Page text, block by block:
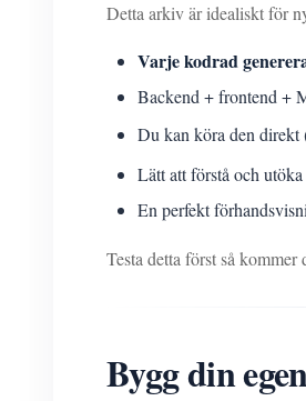
Detta arkiv är idealiskt för
Varje kodrad
Backend + frontend +
Du kan köra den direkt
Lätt att förstå och utöka
En perfekt
Testa detta först så
Bygg din